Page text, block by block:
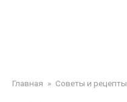
Главная » Советы и рецепты